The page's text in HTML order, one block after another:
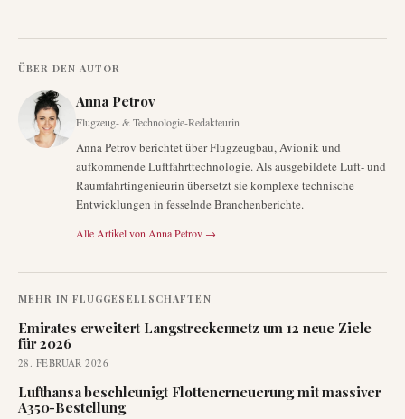
ÜBER DEN AUTOR
Anna Petrov
Flugzeug- & Technologie-Redakteurin
Anna Petrov berichtet über Flugzeugbau, Avionik und
aufkommende Luftfahrttechnologie. Als ausgebildete Luft- und
Raumfahrtingenieurin übersetzt sie komplexe technische
Entwicklungen in fesselnde Branchenberichte.
Alle Artikel von Anna Petrov →
MEHR IN FLUGGESELLSCHAFTEN
Emirates erweitert Langstreckennetz um 12 neue Ziele
für 2026
28. FEBRUAR 2026
Lufthansa beschleunigt Flottenerneuerung mit massiver
A350-Bestellung